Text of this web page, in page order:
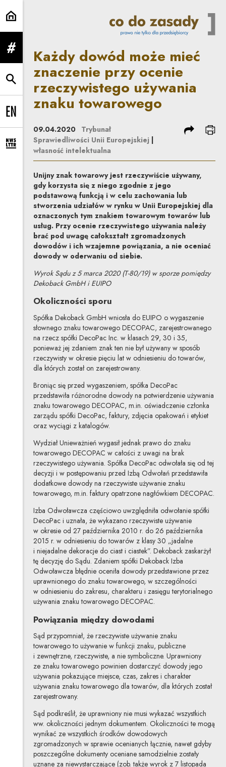
Każdy dowód może mieć
rozwiń menu
rozwiń wyszukiwarkę
Change language to EN
rozwiń formularz zapisu na newsletter
Każdy dowód może mieć
znaczenie przy ocenie
rzeczywistego używania
znaku towarowego
09.04.2020 Trybunał
Sprawiedliwości Unii Europejskiej
własność intelektualna
podziel się
Unijny znak towarowy jest rzeczywiście używany,
gdy korzysta się z niego zgodnie z jego
podstawową funkcją i w celu zachowania lub
stworzenia udziałów w rynku w Unii Europejskiej dla
oznaczonych tym znakiem towarowym towarów lub
usług. Przy ocenie rzeczywistego używania należy
brać pod uwagę całokształt zgromadzonych
dowodów i ich wzajemne powiązania, a nie oceniać
dowody w oderwaniu od siebie.
Wyrok Sądu z 5 marca 2020 (T-80/19) w sporze pomiędzy
Dekoback GmbH i EUIPO
Okoliczności sporu
Spółka Dekoback GmbH wniosła do EUIPO o wygaszenie
słownego znaku towarowego DECOPAC, zarejestrowanego
na rzecz spółki DecoPac Inc. w klasach 29, 30 i 35,
ponieważ jej zdaniem znak ten nie był używany w sposób
rzeczywisty w okresie pięciu lat w odniesieniu do towarów,
dla których został on zarejestrowany.
Broniąc się przed wygaszeniem, spółka DecoPac
przedstawiła różnorodne dowody na potwierdzenie używania
znaku towarowego DECOPAC, m.in. oświadczenie członka
zarządu spółki DecoPac, faktury, zdjęcia opakowań i etykiet
oraz wyciągi z katalogów.
Wydział Unieważnień wygasił jednak prawo do znaku
towarowego DECOPAC w całości z uwagi na brak
rzeczywistego używania. Spółka DecoPac odwołała się od tej
decyzji i w postępowaniu przed Izbą Odwołań przedstawiła
dodatkowe dowody na rzeczywiste używanie znaku
towarowego, m.in. faktury opatrzone nagłówkiem DECOPAC.
Izba Odwoławcza częściowo uwzględniła odwołanie spółki
DecoPac i uznała, że wykazano rzeczywiste używanie
w okresie od 27 października 2010 r. do 26 października
2015 r. w odniesieniu do towarów z klasy 30 „jadalne
i niejadalne dekoracje do ciast i ciastek”. Dekoback zaskarżył
tę decyzję do Sądu. Zdaniem spółki Dekoback Izba
Odwoławcza błędnie oceniła dowody przedstawione przez
uprawnionego do znaku towarowego, w szczególności
w odniesieniu do zakresu, charakteru i zasięgu terytorialnego
używania znaku towarowego DECOPAC.
Powiązania między dowodami
Sąd przypomniał, że rzeczywiste używanie znaku
towarowego to używanie w funkcji znaku, publiczne
i zewnętrzne, rzeczywiste, a nie symboliczne. Uprawniony
ze znaku towarowego powinien dostarczyć dowody jego
używania pokazujące miejsce, czas, zakres i charakter
używania znaku towarowego dla towarów, dla których został
zarejestrowany.
Sąd podkreślił, że uprawniony nie musi wykazać wszystkich
ww. okoliczności jednym dokumentem. Okoliczności te mogą
wynikać ze wszystkich środków dowodowych
zgromadzonych w sprawie ocenianych łącznie, nawet gdyby
poszczególne dokumenty oceniane samodzielnie zostały
uznane za niewystarczające (zob. także wyrok z 7 listopada